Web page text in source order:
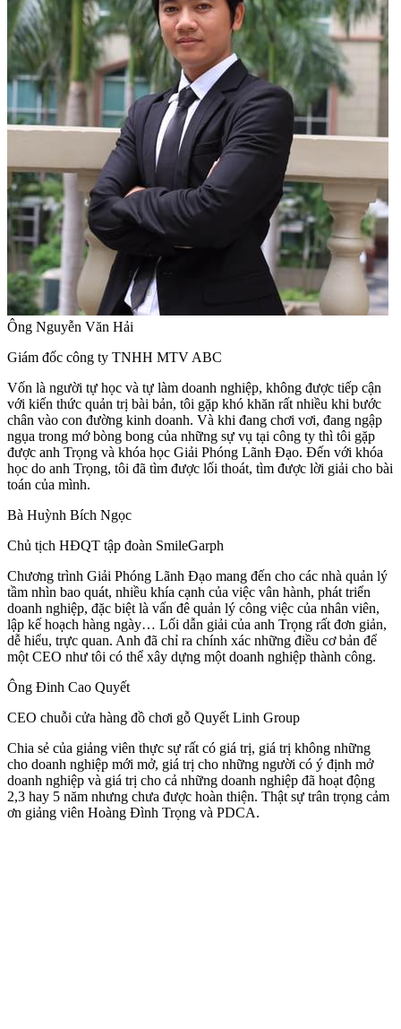
Ông Nguyễn Văn Hải
Giám đốc công ty TNHH MTV ABC
Vốn là người tự học và tự làm doanh nghiệp, không được tiếp cận
với kiến thức quản trị bài bản, tôi gặp khó khăn rất nhiều khi bước
chân vào con đường kinh doanh. Và khi đang chơi vơi, đang ngập
ngụa trong mớ bòng bong của những sự vụ tại công ty thì tôi gặp
được anh Trọng và khóa học Giải Phóng Lãnh Đạo. Đến với khóa
học do anh Trọng, tôi đã tìm được lối thoát, tìm được lời giải cho bài
toán của mình.
Bà Huỳnh Bích Ngọc
Chủ tịch HĐQT tập đoàn SmileGarph
Chương trình Giải Phóng Lãnh Đạo mang đến cho các nhà quản lý
tầm nhìn bao quát, nhiều khía cạnh của việc vân hành, phát triển
doanh nghiệp, đặc biệt là vấn đê quản lý công việc của nhân viên,
lập kế hoạch hàng ngày… Lối dẫn giải của anh Trọng rất đơn giản,
dễ hiểu, trực quan. Anh đã chỉ ra chính xác những điều cơ bản để
một CEO như tôi có thể xây dựng một doanh nghiệp thành công.
Ông Đinh Cao Quyết
CEO chuỗi cửa hàng đồ chơi gỗ Quyết Linh Group
Chia sẻ của giảng viên thực sự rất có giá trị, giá trị không những
cho doanh nghiệp mới mở, giá trị cho những người có ý định mở
doanh nghiệp và giá trị cho cả những doanh nghiệp đã hoạt động
2,3 hay 5 năm nhưng chưa được hoàn thiện. Thật sự trân trọng cảm
ơn giảng viên Hoàng Đình Trọng và PDCA.